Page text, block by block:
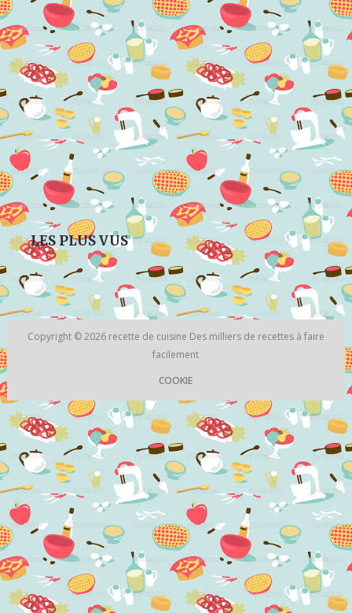
LES PLUS VUS
Copyright © 2026 recette de cuisine Des milliers de recettes à faire
facilement
COOKIE